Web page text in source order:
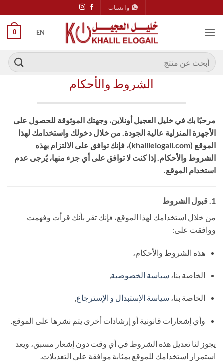
للمحتوى
واتساب
EN
0
البحث
عن:
الشروط والأحكام
مرحبًا بك في خليل العجيل أونلاين، وجهتك الموثوقة للحصول على
الأجهزة المنزلية عالية الجودة. من خلال دخولك واستخدامك لهذا
الموقع (khalilelogail.com)، فإنك توافق على الالتزام بهذه
الشروط والأحكام. إذا كنت لا توافق على أي جزء منها، يُرجى عدم
استخدام الموقع.
1. قبول الشروط
من خلال استخدامك لهذا الموقع، فإنك تقر بأنك قرأت وفهمت
ووافقت على:
هذه الشروط والأحكام،
الخاصة بنا، سياسة الخصوصية
الخاصة بنا، سياسة الإستبدال و الإسترجاع,
وأي إشعارات قانونية أو إرشادات أخرى يتم نشرها على الموقع.
يجوز لنا تعديل هذه الشروط في أي وقت دون إشعار مسبق، ويعد
استمرار استخدامك للموقع بمثابة موافقة على التعديلات.